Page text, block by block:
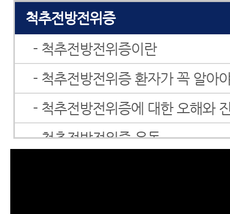
척추전방전위증
- 척추전방전위증이란
- 척추전방전위증 환자가 꼭 알아
- 척추전방전위증에 대한 오해와
- 척추전방전위증 운동